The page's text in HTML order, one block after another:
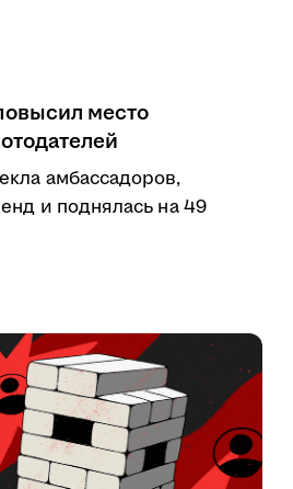
место
амбассадоров,
и поднялась на 49